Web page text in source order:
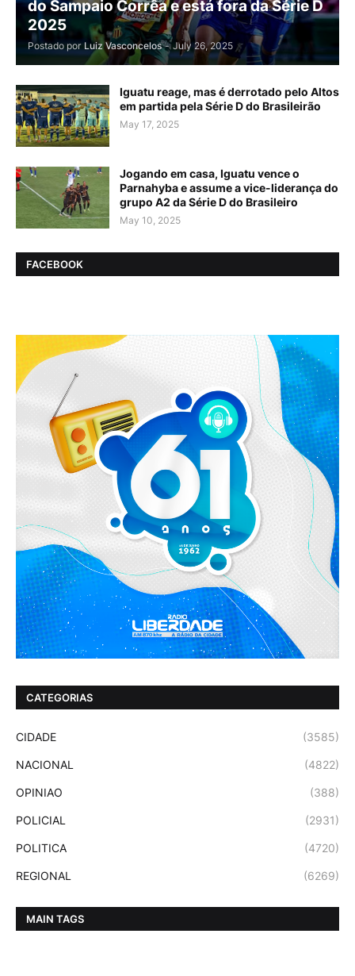
do Sampaio Corrêa e está fora da Série D
2025
Postado por Luiz Vasconcelos - July 26, 2025
Iguatu reage, mas é derrotado pelo Altos
em partida pela Série D do Brasileirão
May 17, 2025
Jogando em casa, Iguatu vence o
Parnahyba e assume a vice-liderança do
grupo A2 da Série D do Brasileiro
May 10, 2025
FACEBOOK
CATEGORIAS
CIDADE (3585)
NACIONAL (4822)
OPINIAO (388)
POLICIAL (2931)
POLITICA (4720)
REGIONAL (6269)
MAIN TAGS